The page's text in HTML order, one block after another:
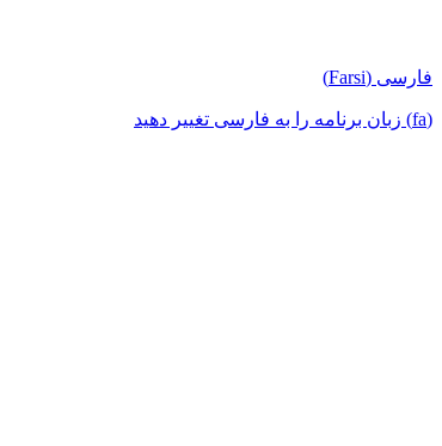
فارسی (Farsi)
(fa) زبان برنامه را به فارسی تغییر دهید